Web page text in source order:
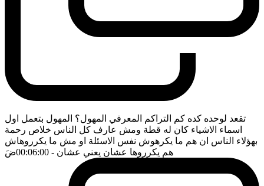
تقعد لوحده كده كم التراكم المعرفي المهول؟ المهول بتعمل اول
اسماء الاشياء كان له قطة ومش عارف كل الناس خلاص رحمة
بهؤلاء الناس ان هم ما يكرهوش نفس الاسئلة او مش ما يكرروهاش
هم يكرروها عشان يعني عشان - 00:06:00 ضَ